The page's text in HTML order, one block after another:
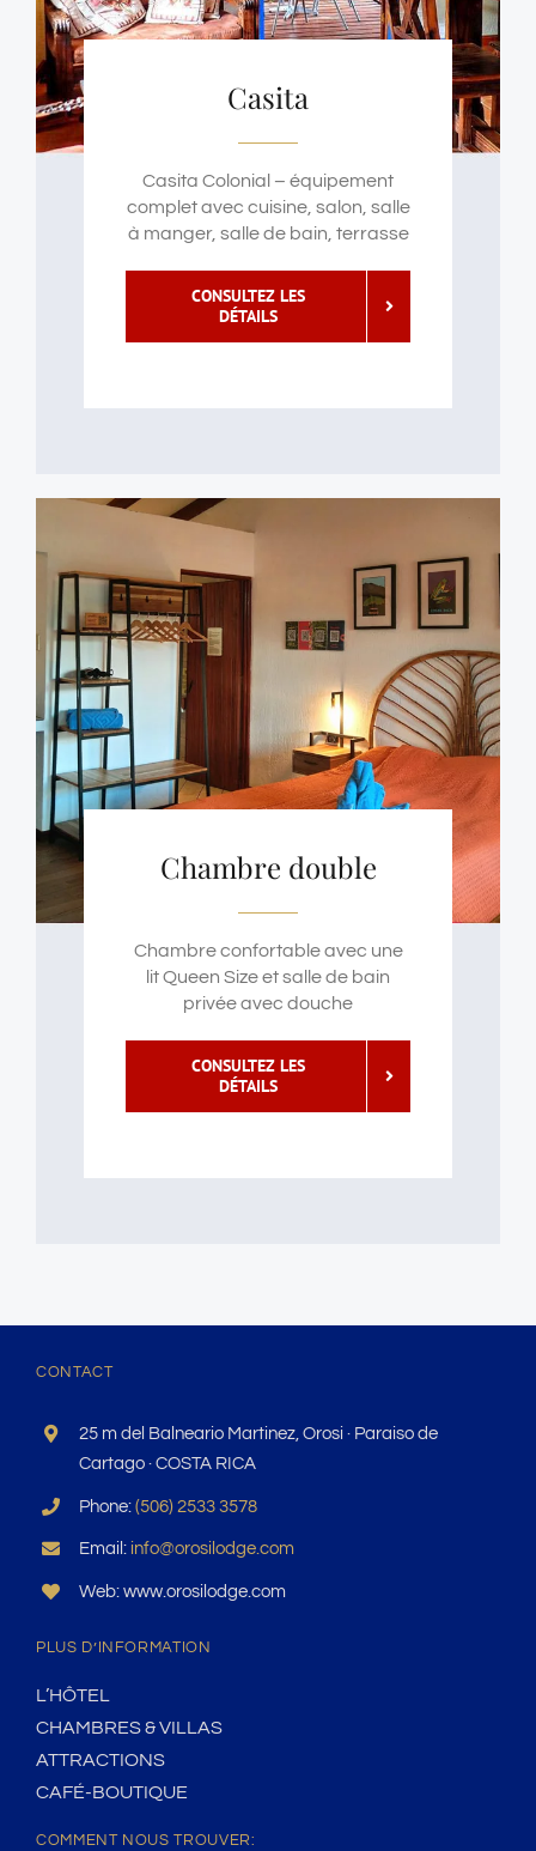
Casita
Casita Colonial – équipement
complet avec cuisine, salon, salle
à manger, salle de bain, terrasse
CONSULTEZ LES
DÉTAILS
Chambre double
Chambre confortable avec une
lit Queen Size et salle de bain
privée avec douche
CONSULTEZ LES
DÉTAILS
CONTACT
25 m del Balneario Martinez, Orosi · Paraiso de
Cartago · COSTA RICA
Phone: (506) 2533 3578
Email: info@orosilodge.com
Web: www.orosilodge.com
PLUS D’INFORMATION
L’HÔTEL
CHAMBRES & VILLAS
ATTRACTIONS
CAFÉ-BOUTIQUE
COMMENT NOUS TROUVER: